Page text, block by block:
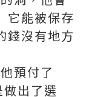
它能被保存
錢沒有地方
預付了
出了選